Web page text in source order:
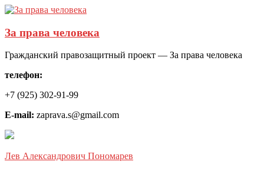
За права человека
Гражданский правозащитный проект — За права человека
телефон:
+7 (925) 302-91-99
E-mail: zaprava.s@gmail.com
Лев Александрович Пономарев